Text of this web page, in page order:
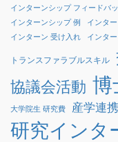
インターンシップ フィードバ
インターンシップ 例
インタ
インターン 受け入れ
インタ
トランスファラブルスキル
協議会活動 博
大学院生 研究費 産学連携
研究インタ